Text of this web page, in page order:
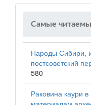
Самые
Народы Сибири,
постсоветский
580
Раковина каури